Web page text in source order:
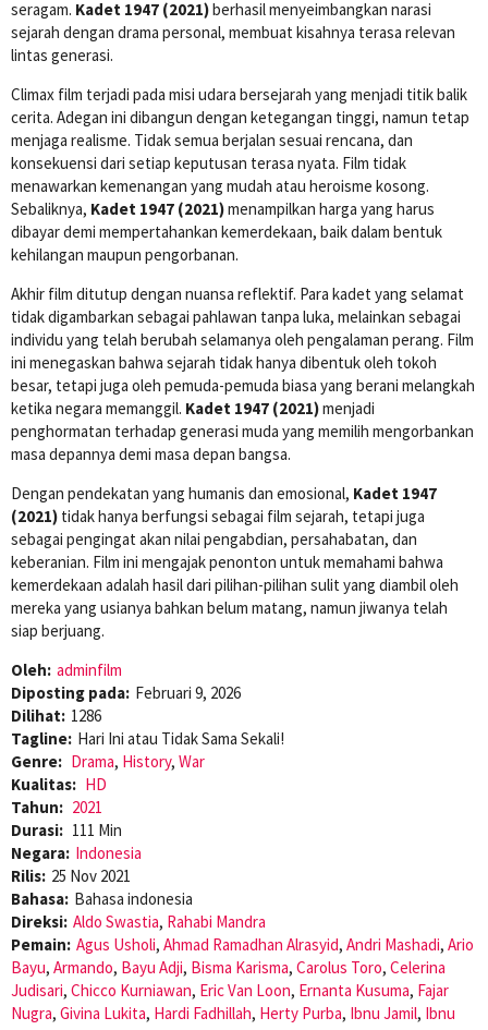
seragam. Kadet 1947 (2021)berhasil menyeimbangkan narasi
sejarah dengan drama personal, membuat kisahnya terasa relevan
lintas generasi.
Climax film terjadi pada misi udara bersejarah yang menjadi titik balik
cerita. Adegan ini dibangun dengan ketegangan tinggi, namun tetap
menjaga realisme. Tidak semua berjalan sesuai rencana, dan
konsekuensi dari setiap keputusan terasa nyata. Film tidak
menawarkan kemenangan yang mudah atau heroisme kosong.
Sebaliknya, Kadet 1947 (2021)menampilkan harga yang harus
dibayar demi mempertahankan kemerdekaan, baik dalam bentuk
kehilangan maupun pengorbanan.
Akhir film ditutup dengan nuansa reflektif. Para kadet yang selamat
tidak digambarkan sebagai pahlawan tanpa luka, melainkan sebagai
individu yang telah berubah selamanya oleh pengalaman perang. Film
ini menegaskan bahwa sejarah tidak hanya dibentuk oleh tokoh
besar, tetapi juga oleh pemuda-pemuda biasa yang berani melangkah
ketika negara memanggil. Kadet 1947 (2021)menjadi
penghormatan terhadap generasi muda yang memilih mengorbankan
masa depannya demi masa depan bangsa.
Dengan pendekatan yang humanis dan emosional, Kadet 1947
(2021) tidak hanya berfungsi sebagai film sejarah, tetapi juga
sebagai pengingat akan nilai pengabdian, persahabatan, dan
keberanian. Film ini mengajak penonton untuk memahami bahwa
kemerdekaan adalah hasil dari pilihan-pilihan sulit yang diambil oleh
mereka yang usianya bahkan belum matang, namun jiwanya telah
siap berjuang.
Oleh: adminfilm
Diposting pada: Februari 9, 2026
Dilihat: 1286
Tagline: Hari Ini atau Tidak Sama Sekali!
Genre: Drama, History, War
Kualitas: HD
Tahun: 2021
Durasi: 111 Min
Negara: Indonesia
Rilis: 25 Nov 2021
Bahasa: Bahasa indonesia
Direksi: Aldo Swastia, Rahabi Mandra
Pemain: Agus Usholi, Ahmad Ramadhan Alrasyid, Andri Mashadi, Ario
Bayu, Armando, Bayu Adji, Bisma Karisma, Carolus Toro, Celerina
Judisari, Chicco Kurniawan, Eric Van Loon, Ernanta Kusuma, Fajar
Nugra, Givina Lukita, Hardi Fadhillah, Herty Purba, Ibnu Jamil, Ibnu